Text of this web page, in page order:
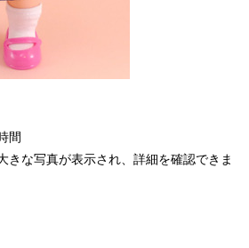
間
きな写真が表示され、詳細を確認できま